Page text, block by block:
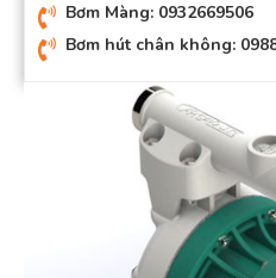
Bơm Màng: 0932669506
Bơm hút chân không: